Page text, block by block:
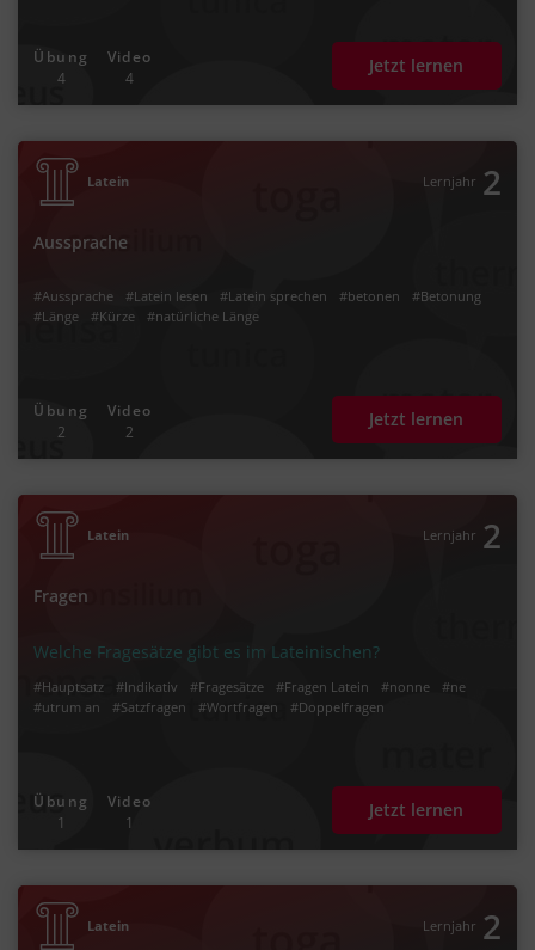
Übung
4
Video
4
Jetzt lernen
Latein Lernjahr 2
Aussprache
#Aussprache #Latein lesen #Latein sprechen #betonen
#Betonung
#Länge
#Kürze #natürliche Länge
Übung
2
Video
2
Jetzt lernen
Latein Lernjahr 2
Fragen
Welche Fragesätze gibt es im Lateinischen?
#Hauptsatz #Indikativ #Fragesätze #Fragen Latein #nonne
#ne
#utrum an
#Satzfragen #Wortfragen #Doppelfragen
Übung
1
Video
1
Jetzt lernen
Latein Lernjahr 2